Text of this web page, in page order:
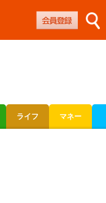
ライフ マネー